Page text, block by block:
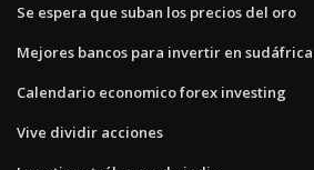
Se espera que suban los precios del oro
Mejores bancos para invertir en sudáfrica
Calendario economico forex investing
Vive dividir acciones